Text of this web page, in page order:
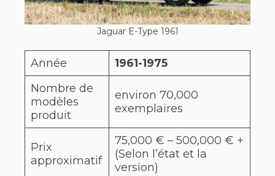
Jaguar E-Type 1961
Année
1961-1975
Nombre de
modèles
produit
environ 70,000
exemplaires
Prix
approximatif
75,000 € – 500,000 € +
(Selon l’état et la
version)